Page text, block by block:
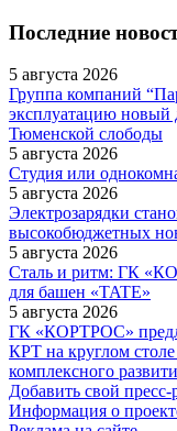
Последние
5 августа 2026
Группа компаний
эксплуатацию новый
Тюменской слободы
5 августа 2026
Студия или
5 августа 2026
Электрозарядки
высокобюджетных
5 августа 2026
Сталь и ритм: ГК
для башен «TATE»
5 августа 2026
ГК «КОРТРОС»
КРТ на круглом
комплексного
Добавить свой пресс-
Информация о